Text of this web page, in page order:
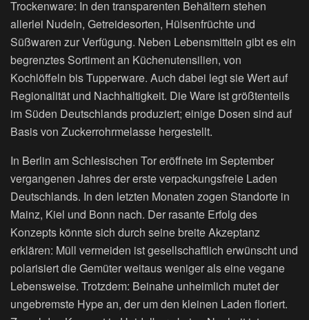
Trockenware: In den transparenten Behältern stehen
allerlei Nudeln, Getreidesorten, Hülsenfrüchte und
Süßwaren zur Verfügung. Neben Lebensmitteln gibt es ein
begrenztes Sortiment an Küchenutensilien, von
Kochlöffeln bis Tupperware. Auch dabei legt sie Wert auf
Regionalität und Nachhaltigkeit. Die Ware ist größtenteils
im Süden Deutschlands produziert; einige Dosen sind auf
Basis von Zuckerrohrmelasse hergestellt.
In Berlin am Schlesischen Tor eröffnete im September
vergangenen Jahres der erste verpackungsfreie Laden
Deutschlands. In den letzten Monaten zogen Standorte in
Mainz, Kiel und Bonn nach. Der rasante Erfolg des
Konzepts könnte sich durch seine breite Akzeptanz
erklären: Müll vermeiden ist gesellschaftlich erwünscht und
polarisiert die Gemüter weitaus weniger als eine vegane
Lebensweise. Trotzdem: Beinahe unheimlich mutet der
ungebremste Hype an, der um den kleinen Laden floriert.